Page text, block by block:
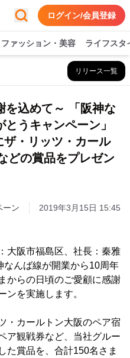
ログイン/会員登録
ファッション・美容 ライフスタ
リリース一覧
を込めて～ 「阪神な
うキャンペーン」
・リッツ・カール
どの賞品をプレゼン
ーン 2019年3月15日 15:45
大阪市福島区、社長：秦雅
なんば線が開業から10周年
からの日頃のご愛顧に感謝
ンを実施します。
・カールトン大阪のペア宿
ア観戦券など、当社グルー
た賞品を、合計150名さま